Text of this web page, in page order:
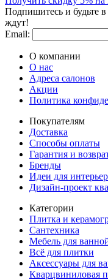
Подпишитесь и будьте
ждут!
Email:
О компании
О нас
Адреса салонов
Акции
Политика
Покупателям
Доставка
Способы оплаты
Гарантия и
Бренды
Идеи для
Дизайн-проект
Категории
Плитка и
Сантехника
Мебель для
Всё для плитки
Аксессуары для
Кварцвиниловая